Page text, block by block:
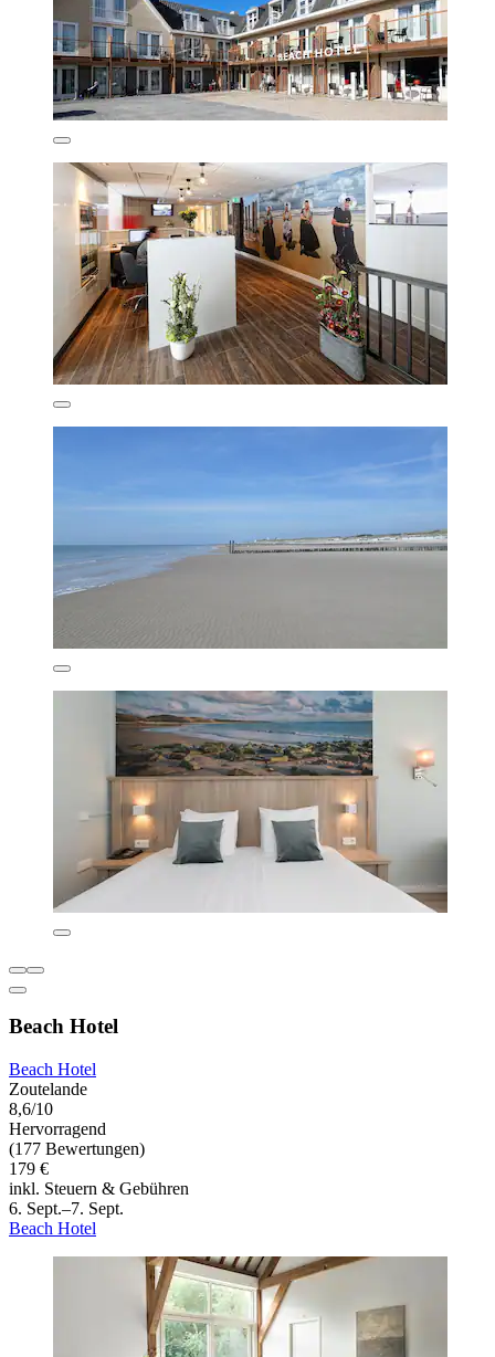
Beach Hotel
Beach Hotel
Zoutelande
8,6/10
Hervorragend
(177 Bewertungen)
179 €
inkl. Steuern & Gebühren
6. Sept.–7. Sept.
Beach Hotel